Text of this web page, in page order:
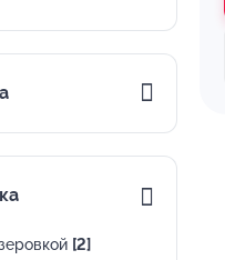
[2]